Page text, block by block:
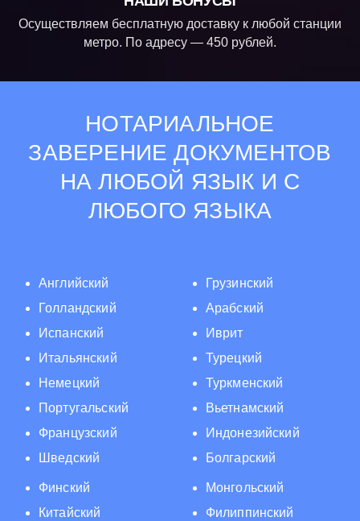
Осуществляем бесплатную доставку к любой станции
метро. По адресу — 450 рублей.
НОТАРИАЛЬНОЕ
ЗАВЕРЕНИЕ ДОКУМЕНТОВ
НА ЛЮБОЙ ЯЗЫК И С
ЛЮБОГО ЯЗЫКА
Английский
Голландский
Испанский
Итальянский
Немецкий
Португальский
Французский
Шведский
Грузинский
Арабский
Иврит
Турецкий
Туркменский
Вьетнамский
Индонезийский
Болгарский
Финский
Китайский
Монгольский
Филиппинский